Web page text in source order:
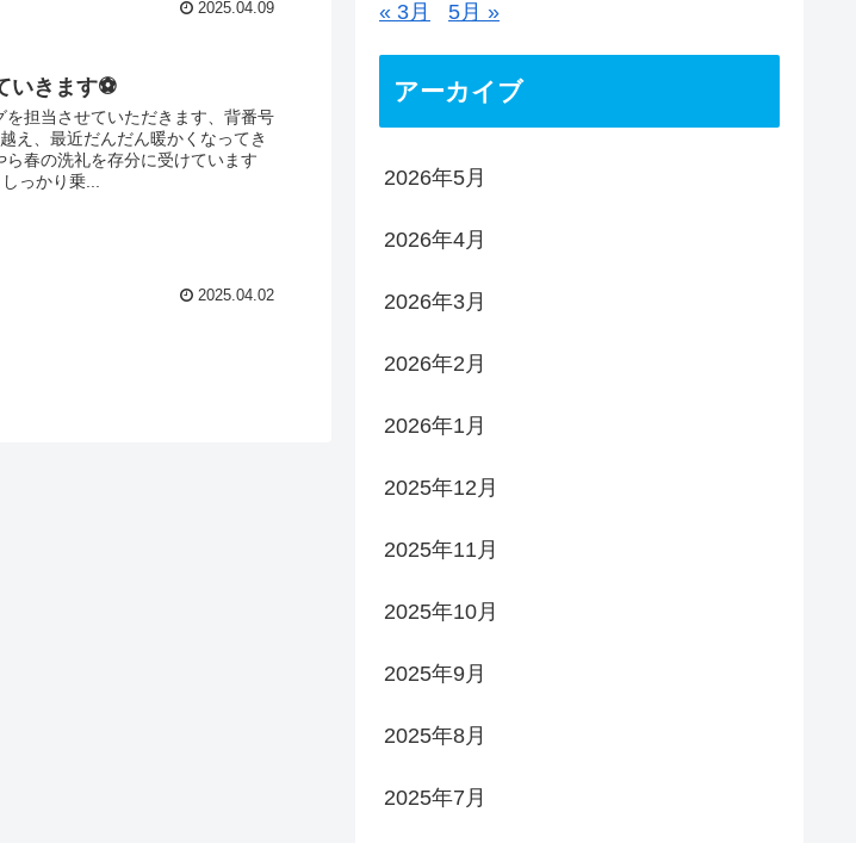
2025.04.09
いきます⚽
担当させていただきます、背番号
え、最近だんだん暖かくなってき
春の洗礼を存分に受けています
っかり乗...
2025.04.02
« 3月 5月 »
アーカイブ
2026年5月
2026年4月
2026年3月
2026年2月
2026年1月
2025年12月
2025年11月
2025年10月
2025年9月
2025年8月
2025年7月